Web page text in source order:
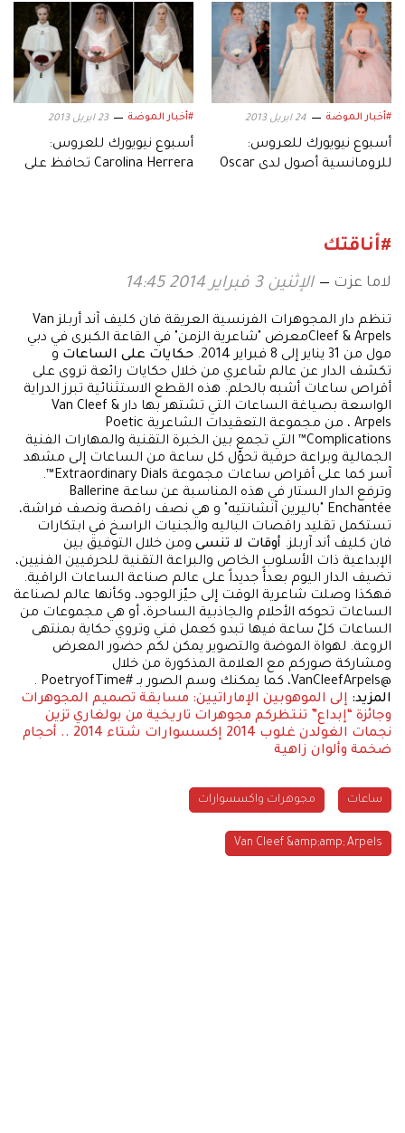
#أخبار الموضة 24 ابريل 2013
أسبوع نيويورك للعروس:
للرومانسية أصول لدى Oscar
#أخبار الموضة 23 ابريل 2013
أسبوع نيويورك للعروس:
Carolina Herrera تحافظ على
#أناقتك
لاما عزت الإثنين 3 فبراير 2014 14:45
تنظم دار المجوهرات الفرنسية العريقة فان كليف آند أربلز Van
Cleef & Arpelsمعرض "شاعرية الزمن" في القاعة الكبرى في دبي
مول من 31 يناير إلى 8 فبراير 2014.
حكايات على الساعات و
تكشف الدار عن عالم شاعري من خلال حكايات رائعة تروى على
أقراص ساعات أشبه بالحلم. هذه القطع الاستثنائية تبرز الدراية
الواسعة بصياغة الساعات التي تشتهر بها دار Van Cleef &
Arpels ، من مجموعة التعقيدات الشاعرية Poetic
Complications™ التي تجمع بين الخبرة التقنية والمهارات الفنية
الجمالية وبراعة حرفية تحوّل كل ساعة من الساعات إلى مشهد
آسر كما على أقراص ساعات مجموعة Extraordinary Dials™.
وترفع الدار الستار في هذه المناسبة عن ساعة Ballerine
Enchantée "باليرين آنشانتيه" و هي نصف راقصة ونصف فراشة،
تستكمل تقليد راقصات الباليه والجنيات الراسخ في ابتكارات
فان كليف أند آربلز. أوقات لا تنسى ومن خلال التوفيق بين
الإبداعية ذات الأسلوب الخاص والبراعة التقنية للحرفيين الفنيين،
تضيف الدار اليوم بعدأً جديداً على عالم صناعة الساعات الراقية.
فهكذا وصلت شاعرية الوقت إلى حيّز الوجود، وكأنها عالم لصناعة
الساعات تحوكه الأحلام والجاذبية الساحرة، أو هي مجموعات من
الساعات كلّ ساعة فيها تبدو كعمل فني وتروي حكاية بمنتهى
الروعة. لهواة الموضة والتصوير يمكن لكم حضور المعرض
ومشاركة صوركم مع العلامة المذكورة من خلال
@VanCleefArpels، كما يمكنك وسم الصور بـ #PoetryofTime .
المزيد: إلى الموهوبين الإماراتيين: مسابقة تصميم المجوهرات
وجائزة “إبداع” تنتظركم مجوهرات تاريخية من بولغاري تزين
نجمات الغولدن غلوب 2014
إكسسوارات شتاء 2014 .. أحجام
ضخمة وألوان زاهية
ساعات مجوهرات واكسسوارات
Van Cleef &amp;amp; Arpels